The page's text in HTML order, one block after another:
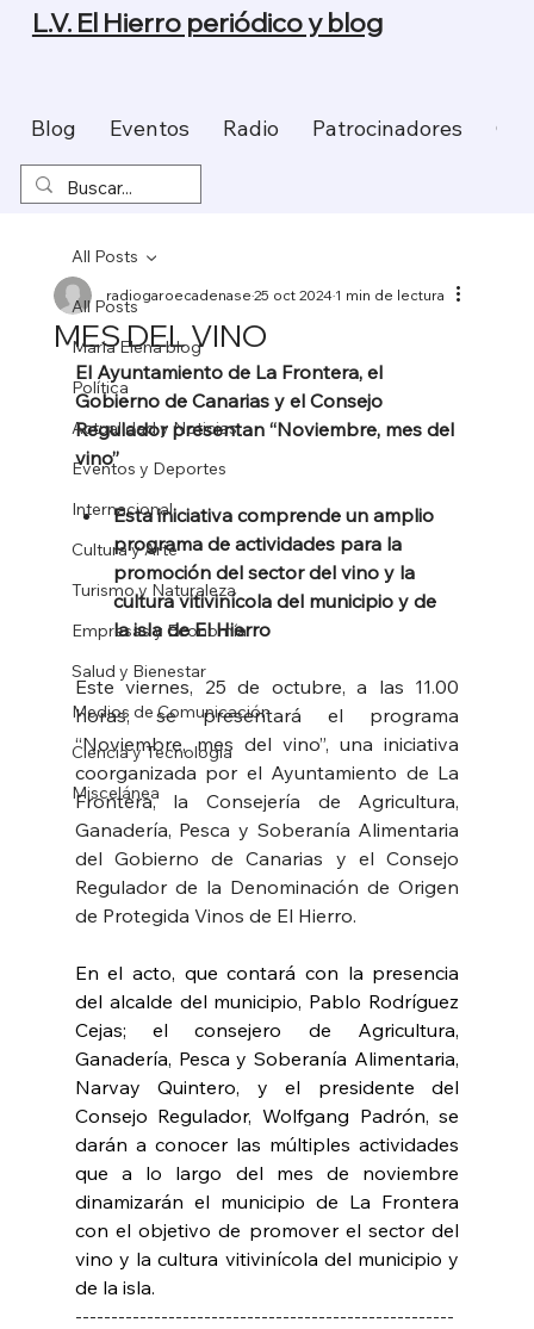
Blog Eventos Radio Patrocinadores
L.V. El Hierro periódico y blog
All Posts
Maria Elena blog
Política
Actualidad y Noticias
Eventos y Deportes
Internacional
Cultura y Arte
Turismo y Naturaleza
Empresas y Economía
Salud y Bienestar
Medios de Comunicación
Ciencia y Tecnología
Miscelánea
All Posts
MES DEL VINO
radiogaroecadenase25 oct 20241 min de lectura
El Ayuntamiento de La Frontera, el
Gobierno de Canarias y el Consejo
Regulador presentan “Noviembre, mes del
vino”
Esta iniciativa comprende un amplio
programa de actividades para la
promoción del sector del vino y la
cultura vitivinícola del municipio y de
la isla de El Hierro
Este viernes, 25 de octubre, a las 11.00
horas, se presentará el programa
“Noviembre, mes del vino”, una iniciativa
coorganizada por el Ayuntamiento de La
Frontera, la Consejería de Agricultura,
Ganadería, Pesca y Soberanía Alimentaria
del Gobierno de Canarias y el Consejo
Regulador de la Denominación de Origen
de Protegida Vinos de El Hierro.
En el acto, que contará con la presencia
del alcalde del municipio, Pablo Rodríguez
Cejas; el consejero de Agricultura,
Ganadería, Pesca y Soberanía Alimentaria,
Narvay Quintero, y el presidente del
Consejo Regulador, Wolfgang Padrón, se
darán a conocer las múltiples actividades
que a lo largo del mes de noviembre
dinamizarán el municipio de La Frontera
con el objetivo de promover el sector del
vino y la cultura vitivinícola del municipio y
de la isla.
-----------------------------------------------------